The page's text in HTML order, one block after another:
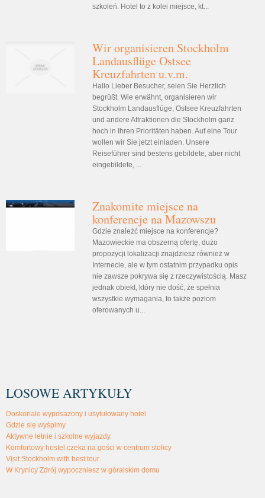
szkoleń. Hotel to z kolei miejsce, kt...
Wir organisieren Stockholm
Landausflüge Ostsee
Kreuzfahrten u.v.m.
Hallo Lieber Besucher, seien Sie Herzlich
begrüßt. Wie erwähnt, organisieren wir
Stockholm Landausflüge, Ostsee Kreuzfahrten
und andere Attraktionen die Stockholm ganz
hoch in Ihren Prioritäten haben. Auf eine Tour
wollen wir Sie jetzt einladen. Unsere
Reiseführer sind bestens gebildete, aber nicht
eingebildete, ...
Znakomite miejsce na
konferencje na Mazowszu
Gdzie znaleźć miejsce na konferencje?
Mazowieckie ma obszerną ofertę, dużo
propozycji lokalizacji znajdziesz również w
Internecie, ale w tym ostatnim przypadku opis
nie zawsze pokrywa się z rzeczywistością. Masz
jednak obiekt, który nie dość, że spełnia
wszystkie wymagania, to także poziom
oferowanych u...
LOSOWE ARTYKUŁY
Doskonale wyposazony i usytułowany hotel
Gdzie się wyśpimy
Aktywne letnie i szkolne wyjazdy
Komfortowy hostel czeka na gości w centrum stolicy
Visit Stockholm with best tour
W Krynicy Zdrój wypoczniesz w góralskim domu